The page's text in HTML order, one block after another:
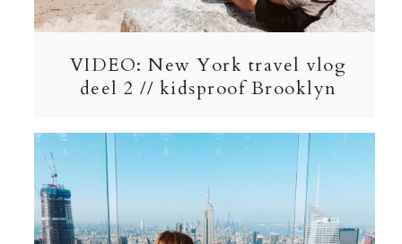
VIDEO: New York travel vlog
deel 2 // kidsproof Brooklyn